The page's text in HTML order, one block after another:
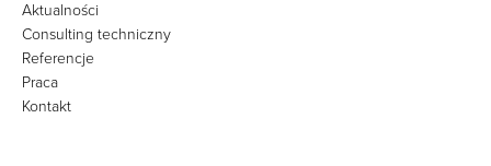
Aktualności
Consulting techniczny
Referencje
Praca
Kontakt